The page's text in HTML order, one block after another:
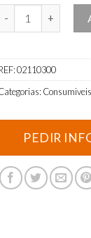
02110300
Consumiveis